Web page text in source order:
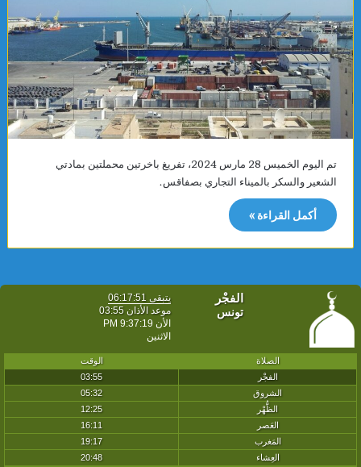
تم اليوم الخميس 28 مارس 2024، تفريغ باخرتين محملتين بمادتي
الشعير والسكر بالميناء التجاري بصفاقس.
أكمل القراءة »